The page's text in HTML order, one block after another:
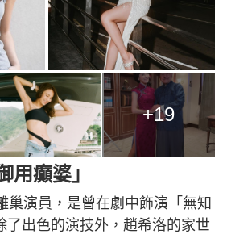
+19
用癲婆」
巢演員，是曾在劇中飾演「無知
了出色的演技外，趙希洛的家世